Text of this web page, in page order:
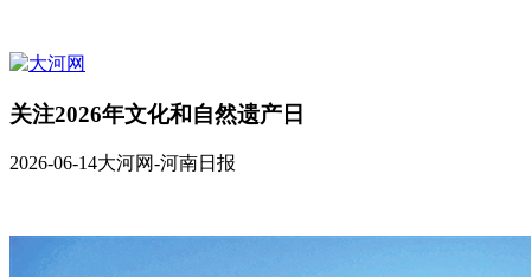
关注2026年文化和自然遗产日
2026-06-14大河网-河南日报